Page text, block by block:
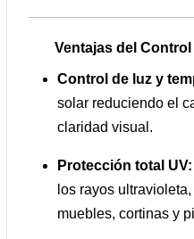
Ventajas del
Control de luz y
solar reduciendo el
claridad visual.
Protección total UV:
los rayos
muebles, cortinas y